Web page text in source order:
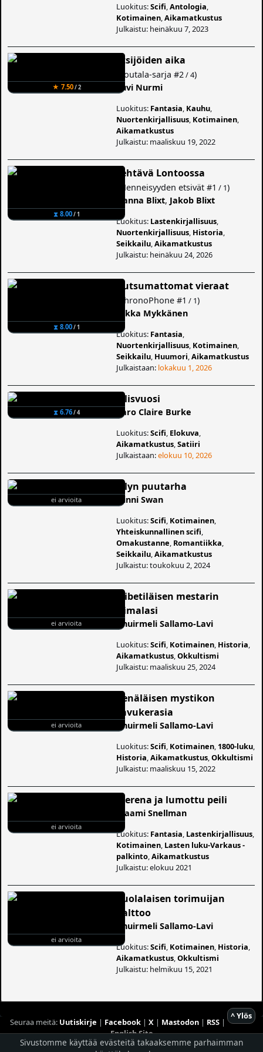
Luokitus:Scifi ,Antologia
Kotimainen ,Aikamatkustus
Julkaistu: heinäkuu 7, 2023
★ 7.50/ 2
Etsijöiden aika
Routala-sarja #2 / 4)
Suvi Nurmi
Luokitus: Fantasia Kauhu
Nuortenkirjallisuus Kotimainen
Aikamatkustus
Julkaistu: maaliskuu 19, 2022
⧗ 8.00/ 1
Tehtävä Lontoossa
Menneisyyden etsivät #1 / 1)
Hanna Blixt, Jakob Blixt
Luokitus: Lastenkirjallisuus
Nuortenkirjallisuus Historia
Seikkailu ,Aikamatkustus
Julkaistu: heinäkuu 24, 2026
⧗ 8.00/ 1
Kutsumattomat vieraat
ChronoPhone #1 / 1)
Erkka Mykkänen
Luokitus: Fantasia
Nuortenkirjallisuus Kotimainen
Seikkailu Huumori ,Aikamatkustus
Julkaistaan: lokakuu 1, 2026
⧗ 6.76/ 4
Eilisvuosi
Caro Claire Burke
Luokitus:Scifi Elokuva
Aikamatkustus ,Satiiri
Julkaistaan:elokuu 10, 2026
ei arvioita
Lilyn puutarha
Ninni Swan
Luokitus:Scifi Kotimainen
Yhteiskunnallinen scifi
Omakustanne Romantiikka
Seikkailu ,Aikamatkustus
Julkaistu: toukokuu 2, 2024
ei arvioita
Tiibetiläisen mestarin
tiimalasi
Anuirmeli Sallamo-Lavi
Luokitus:Scifi Kotimainen Historia
Aikamatkustus ,Okkultismi
Julkaistu: maaliskuu 25, 2024
ei arvioita
Venäläisen mystikon
savukerasia
Anuirmeli Sallamo-Lavi
Luokitus:Scifi Kotimainen 1800-luku
Historia ,Aikamatkustus ,Okkultismi
Julkaistu: maaliskuu 15, 2022
ei arvioita
Merena ja lumottu peili
Maami Snellman
Luokitus: Fantasia Lastenkirjallisuus
Kotimainen Lasten luku-Varkaus -
palkinto ,Aikamatkustus
Julkaistu: elokuu 2021
ei arvioita
Puolalaisen torimuijan
palttoo
Anuirmeli Sallamo-Lavi
Luokitus:Scifi Kotimainen Historia
Aikamatkustus ,Okkultismi
Julkaistu: helmikuu 15, 2021
^ Ylös
Seuraa meitä: Uutiskirje | Facebook| X | Mastodon| RSS|
English Site
Sivustomme käyttää evästeitä takaaksemme parhaimman